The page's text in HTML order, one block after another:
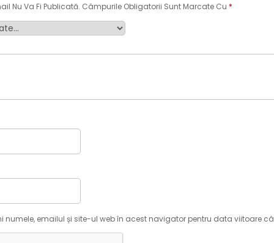
Nu Va Fi Publicată. Câmpurile Obligatorii Sunt Marcate Cu *
numele, emailul și site-ul web în acest navigator pentru data viitoare